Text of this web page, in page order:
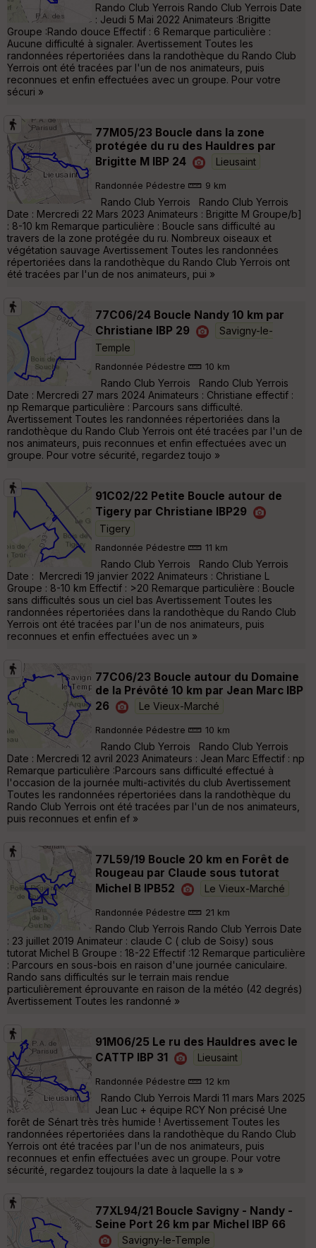
Rando Club Yerrois Rando Club Yerrois Date
: Jeudi 5 Mai 2022 Animateurs :Brigitte
Groupe :Rando douce Effectif : 6 Remarque particulière :
Aucune difficulté à signaler. Avertissement Toutes les
randonnées répertoriées dans la randothèque du Rando Club
Yerrois ont été tracées par l'un de nos animateurs, puis
reconnues et enfin effectuées avec un groupe. Pour votre
sécuri »
77M05/23 Boucle dans la zone
protégée du ru des Hauldres par
Brigitte M IBP 24
Lieusaint
Randonnée Pédestre 9 km
Rando Club Yerrois Rando Club Yerrois
Date : Mercredi 22 Mars 2023 Animateurs : Brigitte M Groupe/b]
: 8-10 km Remarque particulière : Boucle sans difficulté au
travers de la zone protégée du ru. Nombreux oiseaux et
végétation sauvage Avertissement Toutes les randonnées
répertoriées dans la randothèque du Rando Club Yerrois ont
été tracées par l'un de nos animateurs, pui »
77C06/24 Boucle Nandy 10 km par
Christiane IBP 29
Savigny-le-
Temple
Randonnée Pédestre 10 km
Rando Club Yerrois Rando Club Yerrois
Date : Mercredi 27 mars 2024 Animateurs : Christiane effectif :
np Remarque particulière : Parcours sans difficulté.
Avertissement Toutes les randonnées répertoriées dans la
randothèque du Rando Club Yerrois ont été tracées par l'un de
nos animateurs, puis reconnues et enfin effectuées avec un
groupe. Pour votre sécurité, regardez toujo »
91C02/22 Petite Boucle autour de
Tigery par Christiane IBP29
Tigery
Randonnée Pédestre 11 km
Rando Club Yerrois Rando Club Yerrois
Date : Mercredi 19 janvier 2022 Animateurs : Christiane L
Groupe : 8-10 km Effectif : >20 Remarque particulière : Boucle
sans difficultés sous un ciel bas Avertissement Toutes les
randonnées répertoriées dans la randothèque du Rando Club
Yerrois ont été tracées par l'un de nos animateurs, puis
reconnues et enfin effectuées avec un »
77C06/23 Boucle autour du Domaine
de la Prévôté 10 km par Jean Marc IBP
26
Le Vieux-Marché
Randonnée Pédestre 10 km
Rando Club Yerrois Rando Club Yerrois
Date : Mercredi 12 avril 2023 Animateurs : Jean Marc Effectif : np
Remarque particulière :Parcours sans difficulté effectué à
l'occasion de la journée multi-activités du club Avertissement
Toutes les randonnées répertoriées dans la randothèque du
Rando Club Yerrois ont été tracées par l'un de nos animateurs,
puis reconnues et enfin ef »
77L59/19 Boucle 20 km en Forêt de
Rougeau par Claude sous tutorat
Michel B IPB52
Le Vieux-Marché
Randonnée Pédestre 21 km
Rando Club Yerrois Rando Club Yerrois Date
: 23 juillet 2019 Animateur : claude C ( club de Soisy) sous
tutorat Michel B Groupe : 18-22 Effectif :12 Remarque particulière
: Parcours en sous-bois en raison d'une journée caniculaire.
Rando sans difficultés sur le terrain mais rendue
particulièrement éprouvante en raison de la météo (42 degrés)
Avertissement Toutes les randonné »
91M06/25 Le ru des Hauldres avec le
CATTP IBP 31
Lieusaint
Randonnée Pédestre 12 km
Rando Club Yerrois Mardi 11 mars Mars 2025
Jean Luc + équipe RCY Non précisé Une
forêt de Sénart très très humide ! Avertissement Toutes les
randonnées répertoriées dans la randothèque du Rando Club
Yerrois ont été tracées par l'un de nos animateurs, puis
reconnues et enfin effectuées avec un groupe. Pour votre
sécurité, regardez toujours la date à laquelle la s »
77XL94/21 Boucle Savigny - Nandy -
Seine Port 26 km par Michel IBP 66
Savigny-le-Temple